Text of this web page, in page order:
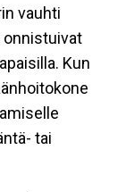
vauhti
onnistuivat
Kun
tai